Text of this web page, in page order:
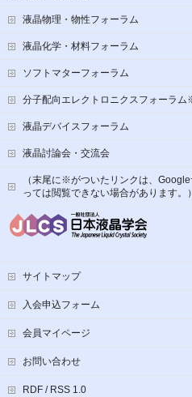
液晶物理・物性フォーラム
液晶化学・材料フォーラム
ソフトマターフォーラム
分子配向エレクトロニクスフォーラ
液晶デバイスフォーラム
液晶討論会・交流会
（末尾に※がついたリンクは、
っては閲覧できない場合があります。）
サイトマップ
入会申込フォーム
会員マイページ
お問い合わせ
RDF / RSS 1.0